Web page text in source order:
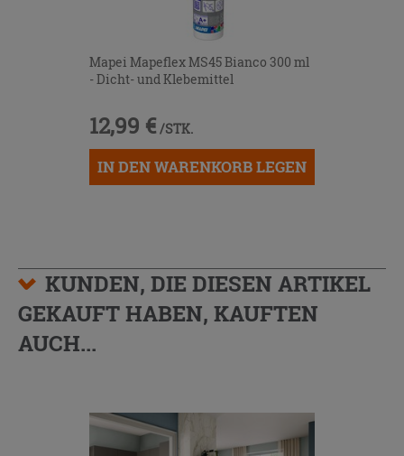
Mapei Mapeflex MS45 Bianco 300 ml
- Dicht- und Klebemittel
12,99 € /STK.
IN DEN WARENKORB LEGEN
KUNDEN, DIE DIESEN ARTIKEL
GEKAUFT HABEN, KAUFTEN
AUCH...